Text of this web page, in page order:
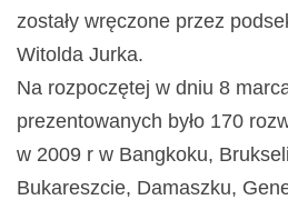
zostały wręczone przez
Witolda Jurka.
Na rozpoczętej w dniu 8
prezentowanych było 170
w 2009 r w Bangkoku,
Bukareszcie, Damaszku,